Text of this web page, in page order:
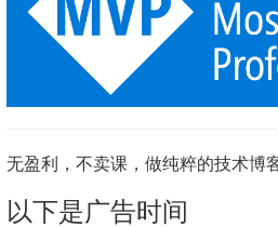
无盈利，不卖课，做纯粹的技术博
以下是广告时间